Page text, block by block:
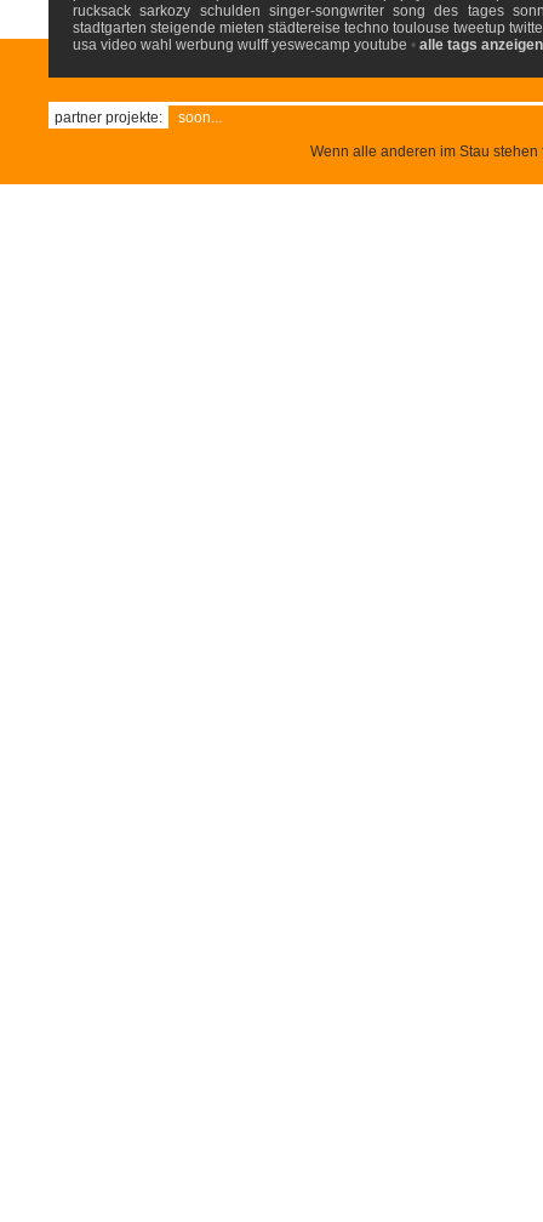
rucksack sarkozy schulden singer-songwriter song des tages
stadtgarten steigende mieten städtereise techno toulouse tweetup
usa video wahl werbung wulff yeswecamp youtube • alle tags anzeigen
partner projekte:
soon...
Wenn alle anderen im Stau